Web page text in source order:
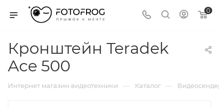
0
Кронштейн Teradek
Ace 500
Интернет магазин видеотехники — Каталог —